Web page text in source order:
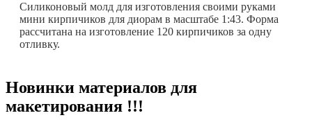
Силиконовый молд для изготовления своими руками
мини кирпичиков для диорам в масштабе 1:43. Форма
рассчитана на изготовление 120 кирпичиков за одну
отливку.
Новинки материалов для
макетирования !!!